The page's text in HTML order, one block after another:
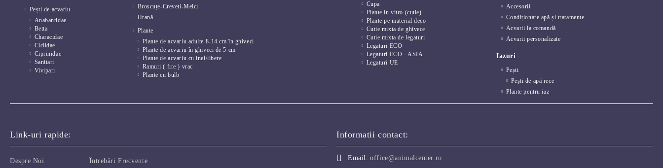
Pești de acvariu
Anabantidae
Betta
Characidae
Ciclidae
Ciprinidae
Sanitari
Vivipari
Broscuțe-Creveti-Melci
Hrană
Plante
Plante de acvariu adulte 8-14 cm în ghiveci
Plante de acvariu în ghiveci de 5 cm
Plante de acvariu cu inel/libere
Ramuri ( fire ) vrac
Plante cu bulb
Cupa
Plante in vitro (cutie)
Plante pe material deco
Cutie mixta de ghivece
Cutie mixta de legaturi
Legaturi ECO
Legaturi ECO - ASIA
Legaturi UE
Accesorii
Condiționare apă și tratamente
Acvarii la comandă
Acvarii personalizate
Iazuri
Pești
Pești de apă rece
Plante pentru iaz
Link-uri rapide:
Despre Noi Întrebări Frecvente
Informatii contact:
Email: office@animalcenter.ro